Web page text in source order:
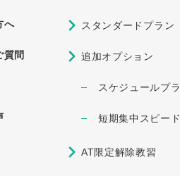
へ
質問
スタンダードプラン
追加オプション
スケジュールプ
短期集中スピー
AT限定解除教習